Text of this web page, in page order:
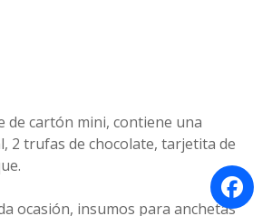
de cartón mini, contiene una
2 trufas de chocolate, tarjetita de
ocasión, insumos para anchetas